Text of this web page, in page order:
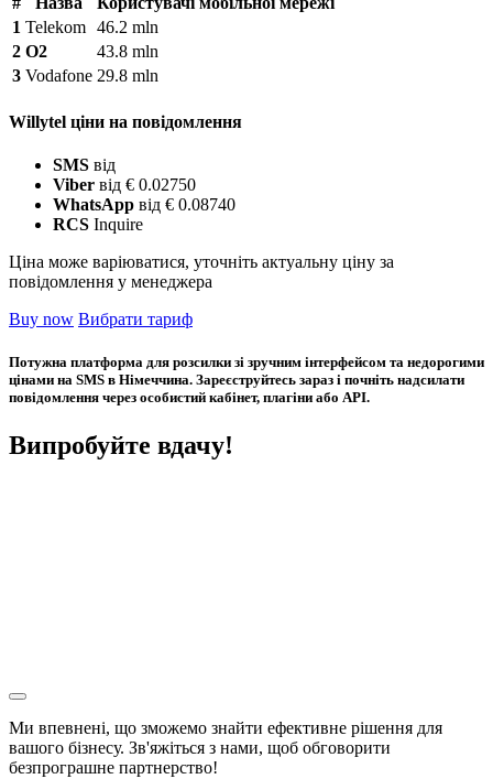
1 Telekom 46.2 mln
2 O2
43.8 mln
3 Vodafone 29.8 mln
Willytel ціни на повідомлення
SMS від
Viber від € 0.02750
WhatsApp від € 0.08740
RCS Inquire
Ціна може варіюватися, уточніть актуальну ціну за
повідомлення у менеджера
Buy now Вибрати тариф
Потужна платформа для розсилки зі зручним інтерфейсом та недорогими
цінами на SMS в Німеччина. Зареєструйтесь зараз і почніть надсилати
повідомлення через особистий кабінет, плагіни або API.
Випробуйте вдачу!
Ми впевнені, що зможемо знайти ефективне рішення для
вашого бізнесу. Зв'яжіться з нами, щоб обговорити
безпрограшне партнерство!